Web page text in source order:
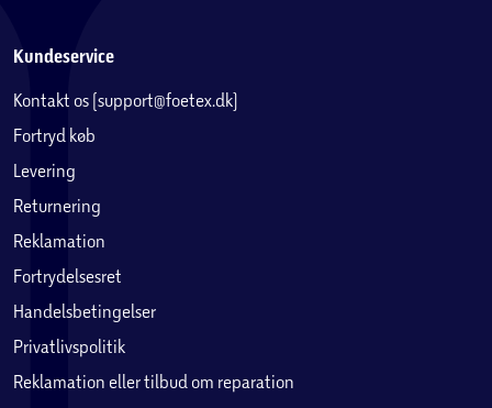
Kundeservice
Kontakt os (support@foetex.dk)
Fortryd køb
Levering
Returnering
Reklamation
Fortrydelsesret
Handelsbetingelser
Privatlivspolitik
Reklamation eller tilbud om reparation